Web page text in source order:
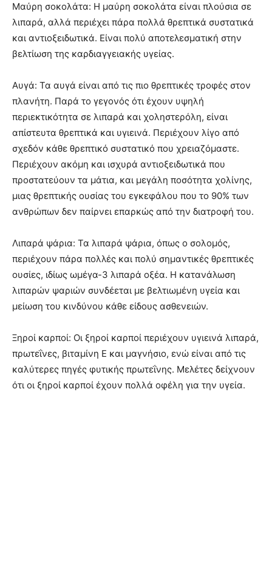
Μαύρη σοκολάτα: Η μαύρη σοκολάτα είναι πλούσια σε
λιπαρά, αλλά περιέχει πάρα πολλά θρεπτικά συστατικά
και αντιοξειδωτικά. Είναι πολύ αποτελεσματική στην
βελτίωση της καρδιαγγειακής υγείας.
Αυγά: Τα αυγά είναι από τις πιο θρεπτικές τροφές στον
πλανήτη. Παρά το γεγονός ότι έχουν υψηλή
περιεκτικότητα σε λιπαρά και χοληστερόλη, είναι
απίστευτα θρεπτικά και υγιεινά. Περιέχουν λίγο από
σχεδόν κάθε θρεπτικό συστατικό που χρειαζόμαστε.
Περιέχουν ακόμη και ισχυρά αντιοξειδωτικά που
προστατεύουν τα μάτια, και μεγάλη ποσότητα χολίνης,
μιας θρεπτικής ουσίας του εγκεφάλου που το 90% των
ανθρώπων δεν παίρνει επαρκώς από την διατροφή του.
Λιπαρά ψάρια: Τα λιπαρά ψάρια, όπως ο σολομός,
περιέχουν πάρα πολλές και πολύ σημαντικές θρεπτικές
ουσίες, ιδίως ωμέγα-3 λιπαρά οξέα. Η κατανάλωση
λιπαρών ψαριών συνδέεται με βελτιωμένη υγεία και
μείωση του κινδύνου κάθε είδους ασθενειών.
Ξηροί καρποί: Οι ξηροί καρποί περιέχουν υγιεινά λιπαρά,
πρωτεΐνες, βιταμίνη Ε και μαγνήσιο, ενώ είναι από τις
καλύτερες πηγές φυτικής πρωτεΐνης. Μελέτες δείχνουν
ότι οι ξηροί καρποί έχουν πολλά οφέλη για την υγεία.